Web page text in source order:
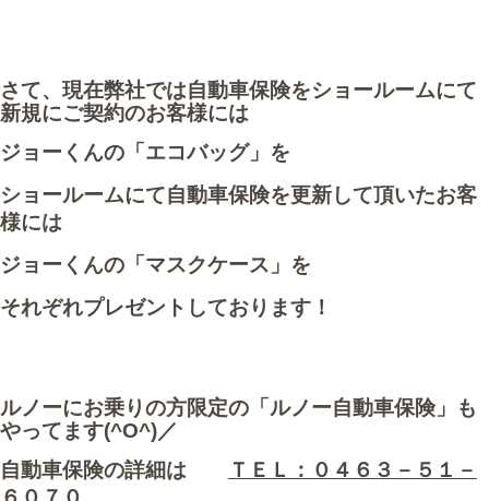
さて、現在弊社では自動車保険をショールームにて
新規にご契約のお客様には
ジョーくんの「エコバッグ」を
ショールームにて自動車保険を更新して頂いたお客
様には
ジョーくんの「マスクケース」を
それぞれプレゼントしております！
ルノーにお乗りの方限定の「 ルノー自動車保険」も
やってます(^O^)／
自動車保険の詳細は
ＴＥＬ：０４６３－５１－